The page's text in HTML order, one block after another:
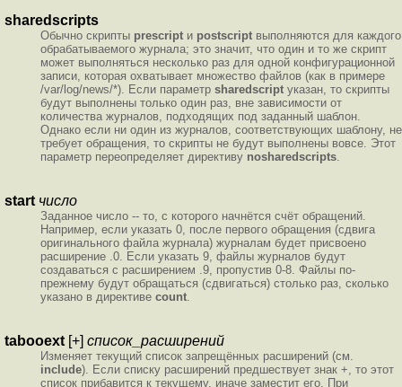
sharedscripts
Обычно скрипты prescript и postscript выполняются для каждого
обрабатываемого журнала; это значит, что один и то же скрипт
может выполняться несколько раз для одной конфигурационной
записи, которая охватывает множество файлов (как в примере
/var/log/news/*). Если параметр sharedscript указан, то скрипты
будут выполнены только один раз, вне зависимости от
количества журналов, подходящих под заданный шаблон.
Однако если ни один из журналов, соответствующих шаблону, не
требует обращения, то скрипты не будут выполнены вовсе. Этот
параметр переопределяет директиву nosharedscripts
start число
Заданное число -- то, с которого начнётся счёт обращений.
Например, если указать 0, после первого обращения (сдвига
оригинального файла журнала) журналам будет присвоено
расширение .0. Если указать 9, файлы журналов будут
создаваться с расширением .9, пропустив 0-8. Файлы по-
прежнему будут обращаться (сдвигаться) столько раз, сколько
указано в директиве count.
tabooext [+] список_расширений
Изменяет текущий список запрещённых расширений (см.
include). Если списку расширений предшествует знак +, то этот
список прибавится к текущему, иначе заместит его. При